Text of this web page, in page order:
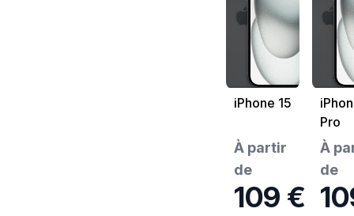
iPhone 15
À partir
de
109 €
Pro
À
de